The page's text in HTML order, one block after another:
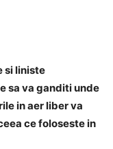
si liniste
sa va ganditi unde
in aer liber va
ce foloseste in